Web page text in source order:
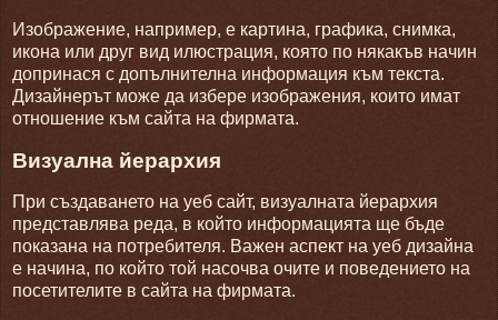
Изображение, например, е картина, графика, снимка,
икона или друг вид илюстрация, която по някакъв начин
допринася с допълнителна информация към текста.
Дизайнерът може да избере изображения, които имат
отношение към сайта на фирмата.
Визуална йерархия
При създаването на уеб сайт, визуалната йерархия
представлява реда, в който информацията ще бъде
показана на потребителя. Важен аспект на уеб дизайна
е начина, по който той насочва очите и поведението на
посетителите в сайта на фирмата.